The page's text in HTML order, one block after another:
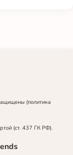
(политика
(ст. 437 ГК РФ).